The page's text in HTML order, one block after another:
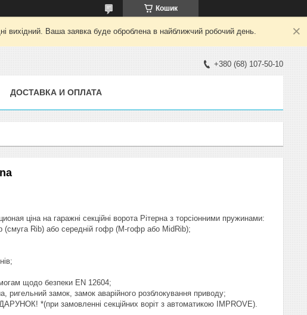
Кошик
вихідний. Ваша заявка буде оброблена в найближчий робочий день.
+380 (68) 107-50-10
ДОСТАВКА И ОПЛАТА
ціна на гаражні секційні ворота Рітерна з торсіонними пружинами:
(смуга Rib) або середній гофр (M-гофр або MidRib);
щодо безпеки EN 12604;
ригельний замок, замок аварійного розблокування приводу;
*(при замовленні секційних воріт з автоматикою IMPROVE).